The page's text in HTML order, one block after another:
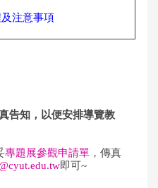
注意事項
告知，以便安排導覽教
專題展參觀申請單 ，傳真
即可~